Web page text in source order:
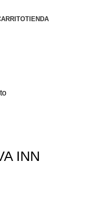
TIENDA
INN